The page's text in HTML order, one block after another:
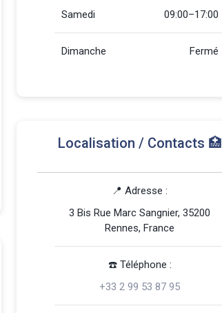
Samedi 09:00–17:00
Dimanche Fermé
Localisation / Contacts 🏥
📍 Adresse :
3 Bis Rue Marc Sangnier, 35200
Rennes, France
☎️️ Téléphone :
+33 2 99 53 87 95